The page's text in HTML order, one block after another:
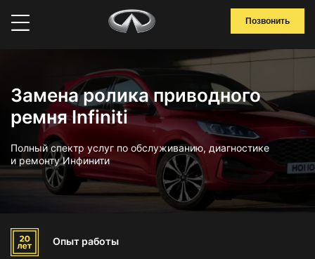
Позвонить
Замена ролика приводного
ремня Infiniti
Полный спектр услуг по обслуживанию, диагностике
и ремонту Инфинити
Опыт работы